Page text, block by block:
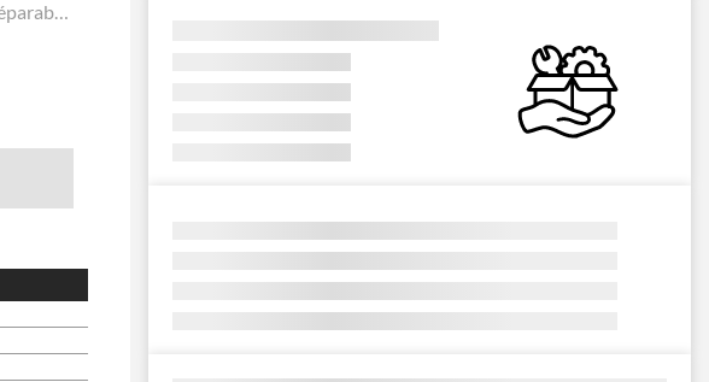
Perche à 2 parties (séparables)